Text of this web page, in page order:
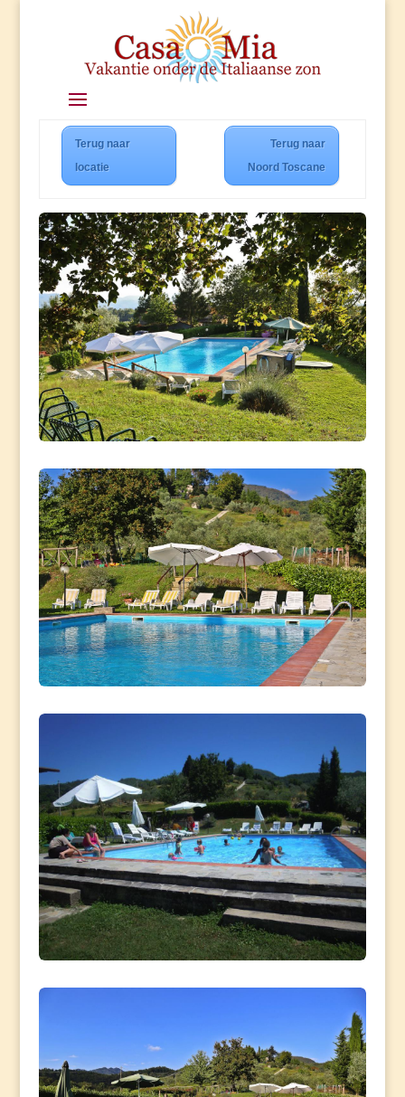
Terug naar
locatie
Terug naar
Noord Toscane